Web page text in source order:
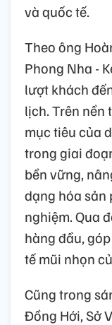
và quốc tế.
Theo ông
Phong Nha -
lượt khách
lịch. Trên nền
mục tiêu của
trong giai
bền vững,
dạng hóa sản
nghiệm. Qua
hàng đầu,
tế mũi nhọn
Cũng trong
Đồng Hới, Sở